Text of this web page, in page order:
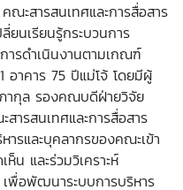
ะสารสนเทศและการสื่อสาร
ยนเรียนรู้กระบวนการ
ารดำเนินงานตามเกณฑ์
อาคาร 75 ปีแม่โจ้ โดยมีผู้
ากุล รองคณบดีฝ่ายวิจัย
ารสนเทศและการสื่อสาร
รและบุคลากรของคณะเข้า
น และร่วมวิเคราะห์
เพื่อพัฒนาระบบการบริหาร